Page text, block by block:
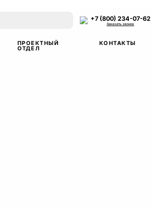
+7 (800) 234-07-62
Заказать звонок
ПРОЕКТНЫЙ
ОТДЕЛ
КОНТАКТЫ